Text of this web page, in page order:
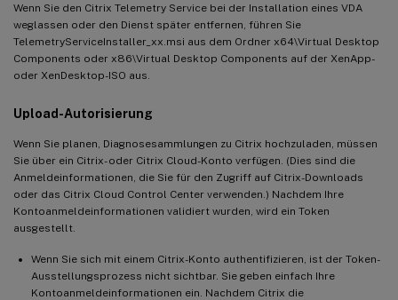
Wenn Sie den Citrix Telemetry Service bei der Installation eines VDA
weglassen oder den Dienst später entfernen, führen Sie
TelemetryServiceInstaller_xx.msi aus dem Ordner x64\Virtual Desktop
Components oder x86\Virtual Desktop Components auf der XenApp-
oder XenDesktop-ISO aus.
Upload-Autorisierung
Wenn Sie planen, Diagnosesammlungen zu Citrix hochzuladen, müssen
Sie über ein Citrix- oder Citrix Cloud-Konto verfügen. (Dies sind die
Anmeldeinformationen, die Sie für den Zugriff auf Citrix-Downloads
oder das Citrix Cloud Control Center verwenden.) Nachdem Ihre
Kontoanmeldeinformationen validiert wurden, wird ein Token
ausgestellt.
Wenn Sie sich mit einem Citrix-Konto authentifizieren, ist der Token-
Ausstellungsprozess nicht sichtbar. Sie geben einfach Ihre
Kontoanmeldeinformationen ein. Nachdem Citrix die